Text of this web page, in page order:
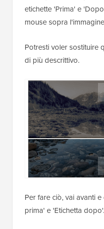
etichette 'Prima' e
mouse sopra
Potresti voler sostituire
di più descrittivo.
Per fare ciò, vai avanti
prima' e 'Etichetta dopo'.